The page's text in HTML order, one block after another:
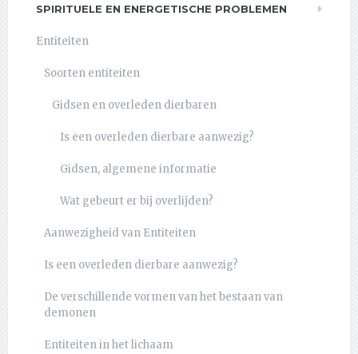
SPIRITUELE EN ENERGETISCHE PROBLEMEN
Entiteiten
Soorten entiteiten
Gidsen en overleden dierbaren
Is een overleden dierbare aanwezig?
Gidsen, algemene informatie
Wat gebeurt er bij overlijden?
Aanwezigheid van Entiteiten
Is een overleden dierbare aanwezig?
De verschillende vormen van het bestaan van
demonen
Entiteiten in het lichaam